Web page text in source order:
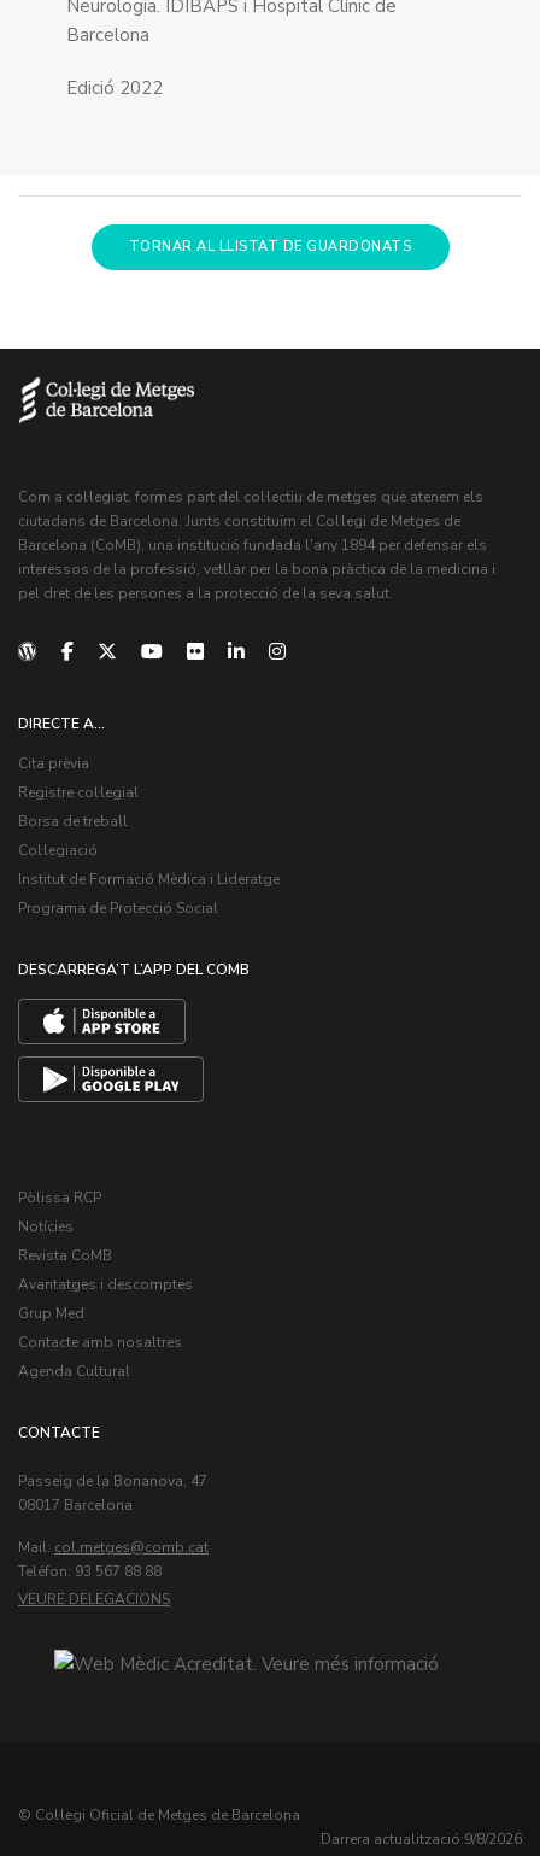
Neurologia. IDIBAPS i Hospital Clínic de
Barcelona
Edició 2022
TORNAR AL LLISTAT DE GUARDONATS
Com a col·legiat, formes part del col·lectiu de metges que atenem els
ciutadans de Barcelona. Junts constituïm el Col·legi de Metges de
Barcelona (CoMB), una institució fundada l'any 1894 per defensar els
interessos de la professió, vetllar per la bona pràctica de la medicina i
pel dret de les persones a la protecció de la seva salut.
DIRECTE A...
Cita prèvia
Registre col·legial
Borsa de treball
Col·legiació
Institut de Formació Mèdica i Lideratge
Programa de Protecció Social
DESCARREGA’T L’APP DEL COMB
Pòlissa RCP
Notícies
Revista CoMB
Avantatges i descomptes
Grup Med
Contacte amb nosaltres
Agenda Cultural
CONTACTE
Passeig de la Bonanova, 47
08017 Barcelona
Mail: col.metges
Teléfon: 93 567 88 88
VEURE DELEGACIONS
© Col·legi Oficial de Metges de Barcelona
Darrera actualització:9/8/2026